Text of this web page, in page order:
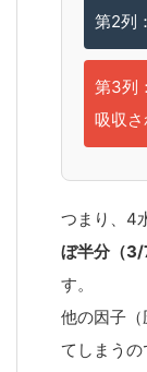
第2列
第3列
吸収さ
つまり、4
ぼ半分（3/
す。
他の因子
てしまうの